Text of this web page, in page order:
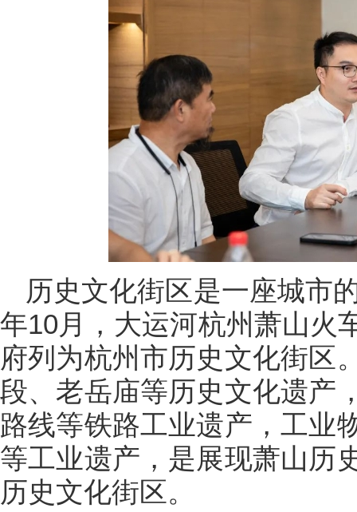
历史文化街区是一座城市
年10月，大运河杭州萧山火
府列为杭州市历史文化街区
段、老岳庙等历史文化遗产
路线等铁路工业遗产，工业
等工业遗产，是展现萧山历
历史文化街区。